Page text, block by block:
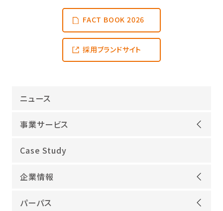
FACT BOOK 2026
採用ブランドサイト
ニュース
事業サービス
オープンアップグループが選ばれる理由
ITインフラ
IT開発
Case Study
企業情報
ごあいさつ
パーパス